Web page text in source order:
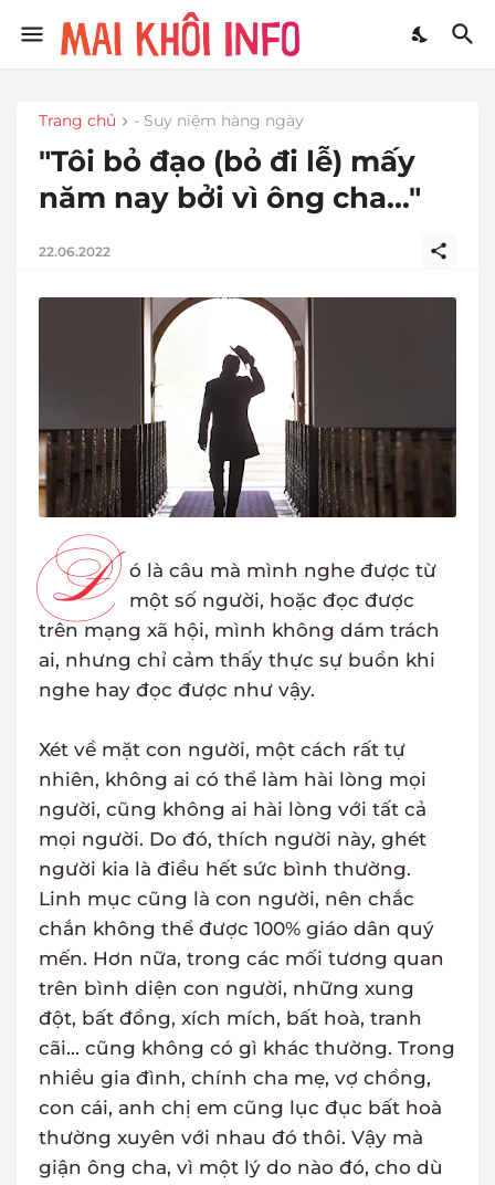
Trang chủ - Suy niệm hàng ngày
"Tôi bỏ đạo (bỏ đi lễ) mấy
năm nay bởi vì ông cha..."
22.06.2022
Đ ó là câu mà mình nghe được từ
một số người, hoặc đọc được
trên mạng xã hội, mình không dám trách
ai, nhưng chỉ cảm thấy thực sự buồn khi
nghe hay đọc được như vậy.
Xét về mặt con người, một cách rất tự
nhiên, không ai có thể làm hài lòng mọi
người, cũng không ai hài lòng với tất cả
mọi người. Do đó, thích người này, ghét
người kia là điều hết sức bình thường.
Linh mục cũng là con người, nên chắc
chắn không thể được 100% giáo dân quý
mến. Hơn nữa, trong các mối tương quan
trên bình diện con người, những xung
đột, bất đồng, xích mích, bất hoà, tranh
cãi... cũng không có gì khác thường. Trong
nhiều gia đình, chính cha mẹ, vợ chồng,
con cái, anh chị em cũng lục đục bất hoà
thường xuyên với nhau đó thôi. Vậy mà
giận ông cha, vì một lý do nào đó, cho dù